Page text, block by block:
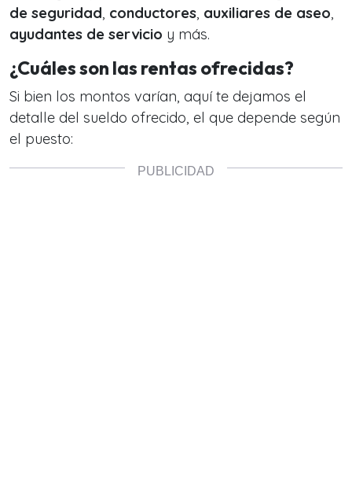
de seguridad, conductores, auxiliares de aseo,
ayudantes de servicio y más.
¿Cuáles son las rentas ofrecidas?
Si bien los montos varían, aquí te dejamos el
detalle del sueldo ofrecido, el que depende según
el puesto: